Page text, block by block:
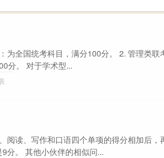
为全国统考科目，满分100分。 2. 管理类联
分。 对于学术型...
阅读、写作和口语四个单项的得分相加后，
分。 其他小伙伴的相似问...